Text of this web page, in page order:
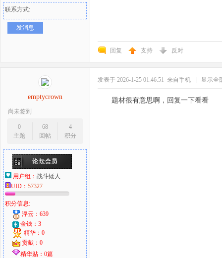
联系方式:
发消息
回复 支持 反对
emptycrown
尚未签到
0
主题
68
回帖
4
积分
用户组： 战斗矮人
UID： 57327
积分信息:
浮云：639
金钱：3
精华：0
贡献：0
精华贴：0篇
发表于 2026-1-25 01:46:51 来自手机 显示全
题材很有意思啊，回复一下看看